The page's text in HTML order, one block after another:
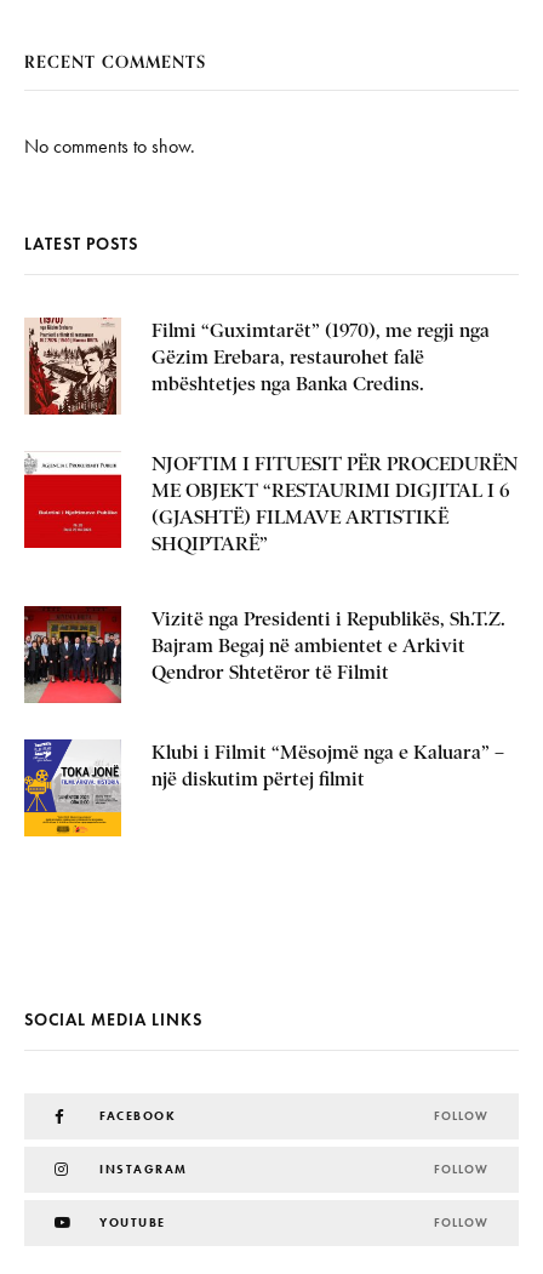
RECENT COMMENTS
No comments to show.
LATEST POSTS
Filmi “Guximtarët” (1970), me regji nga
Gëzim Erebara, restaurohet falë
mbështetjes nga Banka Credins.
NJOFTIM I FITUESIT PËR PROCEDURËN
ME OBJEKT “RESTAURIMI DIGJITAL I 6
(GJASHTË) FILMAVE ARTISTIKË
SHQIPTARË”
Vizitë nga Presidenti i Republikës, Sh.T.Z.
Bajram Begaj në ambientet e Arkivit
Qendror Shtetëror të Filmit
Klubi i Filmit “Mësojmë nga e Kaluara” –
një diskutim përtej filmit
SOCIAL MEDIA LINKS
FACEBOOK FOLLOW
INSTAGRAM FOLLOW
YOUTUBE FOLLOW